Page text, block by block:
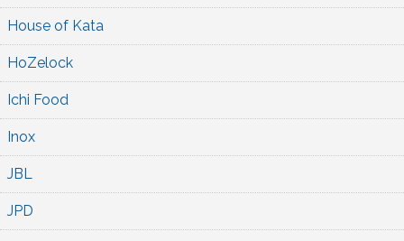
House of Kata
HoZelock
Ichi Food
Inox
JBL
JPD